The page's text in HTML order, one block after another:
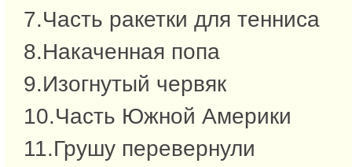
7.Часть ракетки для тенниса
8.Накаченная попа
9.Изогнутый червяк
10.Часть Южной Америки
11.Грушу перевернули